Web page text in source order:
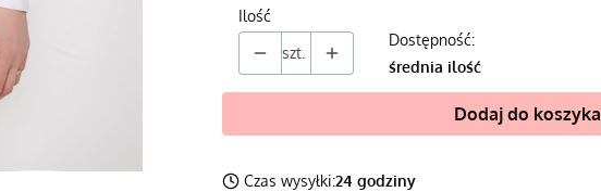
Ilość
szt.
Dostępność:
średnia ilość
Dodaj do koszyka
Czas wysyłki:24 godziny